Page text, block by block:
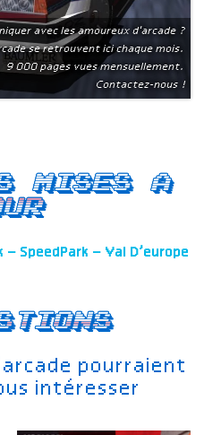
avec les amoureux d'arcade ?
se retrouvent ici chaque mois.
9 000 pages vues mensuellement.
Contactez-nous !
pourraient
intéresser
mises a
– SpeedPark – Val D’europe